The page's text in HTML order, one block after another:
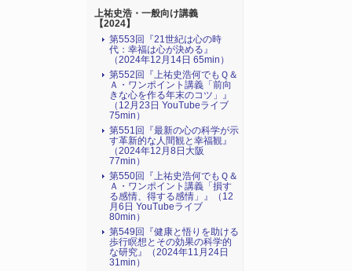
上祐史浩・一般向け講義
【2024】
第553回『21世紀は心の時
代：幸福は心が決める』
（2024年12月14日 65min）
第552回『上祐史浩何でもＱ＆
Ａ・ワンポイント講義「前向
きな心を作る年末のコツ」』
（12月23日 YouTubeライブ
75min）
第551回『最新の心の科学が示
す革新的な人間観と幸福観』
（2024年12月8日大阪
77min）
第550回『上祐史浩何でもＱ＆
Ａ・ワンポイント講義「損す
る感情、得する感情」』（12
月6日 YouTubeライブ
80min）
第549回『健康と悟りを助ける
歩行瞑想とその効果の科学的
な研究』（2024年11月24日
31min）